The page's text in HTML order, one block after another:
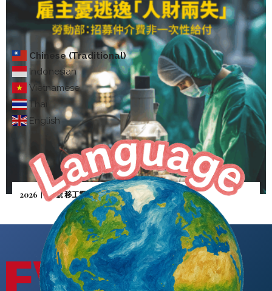
Chinese (Traditional)
Indonesian
Vietnamese
Thai
English
2026｜5月號 移工零付費—雇主憂逃逸「人財兩失」